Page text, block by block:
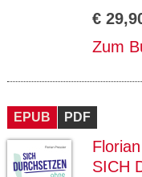
€
Zum
EPUB PDF
SICH